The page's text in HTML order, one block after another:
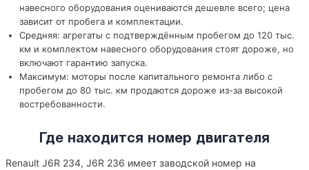
навесного оборудования оцениваются дешевле всего; цена
зависит от пробега и комплектации.
Средняя: агрегаты с подтверждённым пробегом до 120 тыс.
км и комплектом навесного оборудования стоят дороже, но
включают гарантию запуска.
Максимум: моторы после капитального ремонта либо с
пробегом до 80 тыс. км продаются дороже из-за высокой
востребованности.
Где находится номер двигателя
Renault J6R 234, J6R 236 имеет заводской номер на